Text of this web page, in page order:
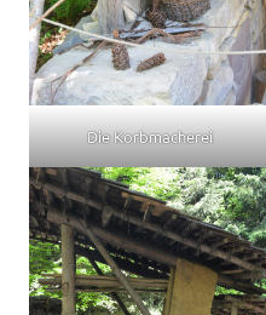
Die Korbmacherei